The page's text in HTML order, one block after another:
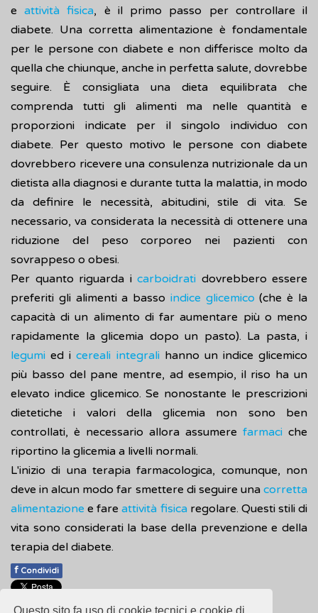
Questo sito fa uso di cookie tecnici e cookie di
eattività fisica, è il primo passo per controllare il
diabete. Una corretta alimentazione è fondamentale
per le persone con diabete e non differisce molto da
quella che chiunque, anche in perfetta salute, dovrebbe
seguire. È consigliata una dieta equilibrata che
comprenda tutti gli alimenti ma nelle quantità e
proporzioni indicate per il singolo individuo con
diabete. Per questo motivo le persone con diabete
dovrebbero ricevere una consulenza nutrizionale da un
dietista alla diagnosi e durante tutta la malattia, in modo
da definire le necessità, abitudini, stile di vita. Se
necessario, va considerata la necessità di ottenere una
riduzione del peso corporeo nei pazienti con
sovrappeso o obesi.
Per quanto riguarda i carboidrati dovrebbero essere
preferiti gli alimenti a basso indice glicemico (che è la
capacità di un alimento di far aumentare più o meno
rapidamente la glicemia dopo un pasto). La pasta, i
legumi ed icereali integralihanno un indice glicemico
più basso del pane mentre, ad esempio, il riso ha un
elevato indice glicemico. Se nonostante le prescrizioni
dietetiche i valori della glicemia non sono ben
controllati, è necessario allora assumere farmaci che
riportino la glicemia a livelli normali.
L'inizio di una terapia farmacologica, comunque, non
deve in alcun modo far smettere di seguire una corretta
alimentazione e fareattività fisicaregolare. Questi stili di
vita sono considerati la base della prevenzione e della
terapia del diabete.
f Condividi
Pubblicato: 28 Febbraio 2018